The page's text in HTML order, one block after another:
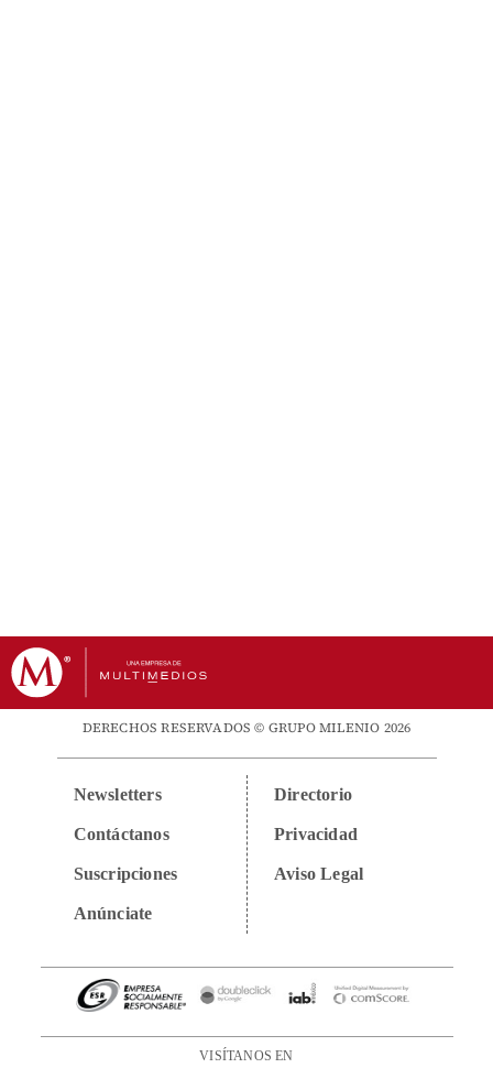
DERECHOS RESERVADOS © GRUPO MILENIO 2026
Newsletters
Contáctanos
Suscripciones
Anúnciate
Directorio
Privacidad
Aviso Legal
VISÍTANOS EN